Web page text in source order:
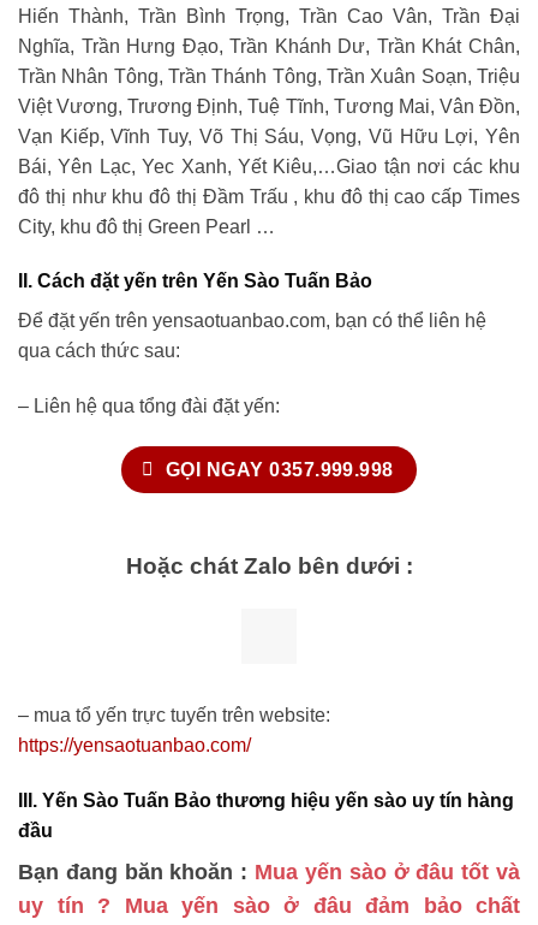
Hiến Thành, Trần Bình Trọng, Trần Cao Vân, Trần Đại
Nghĩa, Trần Hưng Đạo, Trần Khánh Dư, Trần Khát Chân,
Trần Nhân Tông, Trần Thánh Tông, Trần Xuân Soạn, Triệu
Việt Vương, Trương Định, Tuệ Tĩnh, Tương Mai, Vân Đồn,
Vạn Kiếp, Vĩnh Tuy, Võ Thị Sáu, Vọng, Vũ Hữu Lợi, Yên
Bái, Yên Lạc, Yec Xanh, Yết Kiêu,…Giao tận nơi các khu
đô thị như khu đô thị Đầm Trấu , khu đô thị cao cấp Times
City, khu đô thị Green Pearl …
II. Cách đặt yến trên Yến Sào Tuấn Bảo
Để đặt yến trên yensaotuanbao.com, bạn có thể liên hệ
qua cách thức sau:
– Liên hệ qua tổng đài đặt yến:
GỌI NGAY 0357.999.998
Hoặc chát Zalo bên dưới :
– mua tổ yến trực tuyến trên website:
https://yensaotuanbao.com/
III. Yến Sào Tuấn Bảo thương hiệu yến sào uy tín hàng
đầu
Bạn đang băn khoăn : Mua yến sào ở đâu tốt và
uy tín ? Mua yến sào ở đâu đảm bảo chất